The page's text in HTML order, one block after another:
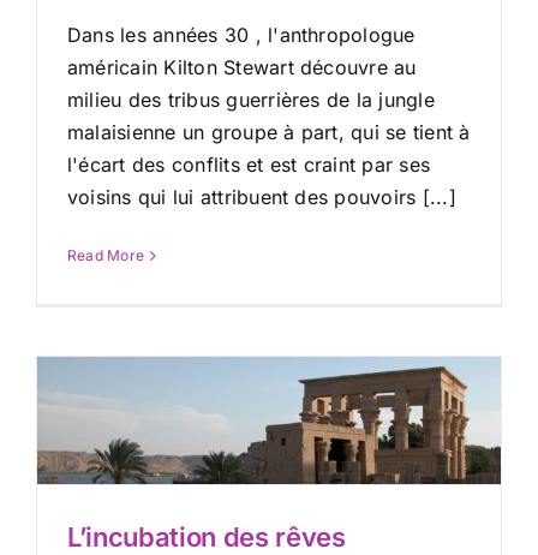
Dans les années 30 , l'anthropologue
américain Kilton Stewart découvre au
milieu des tribus guerrières de la jungle
malaisienne un groupe à part, qui se tient à
l'écart des conflits et est craint par ses
voisins qui lui attribuent des pouvoirs [...]
Read More
L’incubation des rêves